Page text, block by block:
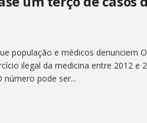
população e médicos denunciem
ilegal da medicina entre 2012 e
número pode ser...